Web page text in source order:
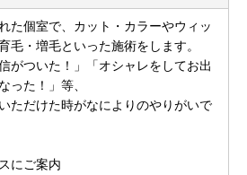
た個室で、カット・カラーやウィッ
毛・増毛といった施術をします。
がついた！」「オシャレをしてお出
った！」等、
ただけた時がなによりのやりがいで
にご案内